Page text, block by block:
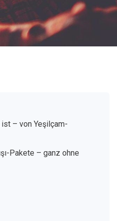
– von Yeşilçam-
-Pakete – ganz ohne